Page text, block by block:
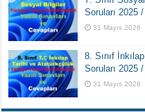
Soruları 2025
31 Mayıs 2026
8. Sınıf
Soruları 2025
31 Mayıs 2026